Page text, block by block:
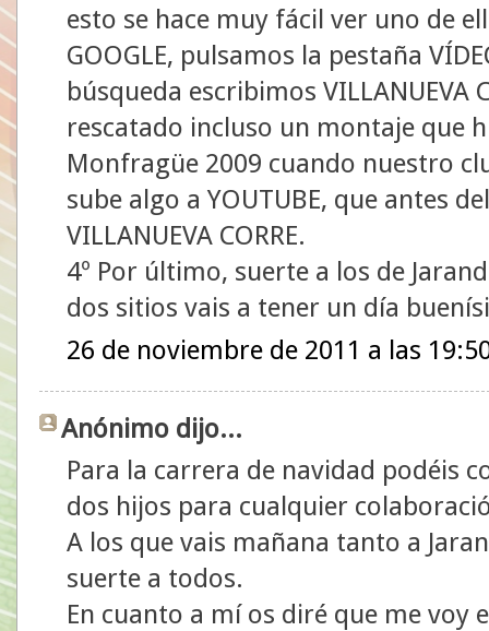
esto se hace muy fácil ver uno de
GOOGLE, pulsamos la pestaña
búsqueda escribimos VILLANUEVA
rescatado incluso un montaje que
Monfragüe 2009 cuando nuestro
sube algo a YOUTUBE, que antes
VILLANUEVA CORRE.
4º Por último, suerte a los de
dos sitios vais a tener un día
26 de noviembre de 2011 a las
Anónimo dijo...
Para la carrera de navidad podéis
dos hijos para cualquier
A los que vais mañana tanto a
suerte a todos.
En cuanto a mí os diré que me voy